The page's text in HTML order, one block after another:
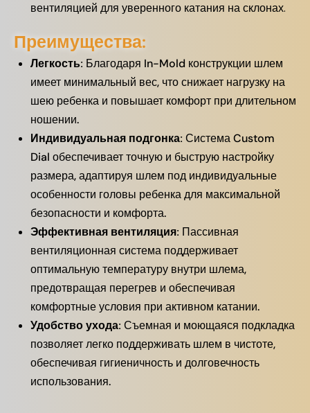
вентиляцией для уверенного катания на склонах.
Преимущества:
Легкость: Благодаря In-Mold конструкции шлем
имеет минимальный вес, что снижает нагрузку на
шею ребенка и повышает комфорт при длительном
ношении.
Индивидуальная подгонка: Система Custom
Dial обеспечивает точную и быструю настройку
размера, адаптируя шлем под индивидуальные
особенности головы ребенка для максимальной
безопасности и комфорта.
Эффективная вентиляция: Пассивная
вентиляционная система поддерживает
оптимальную температуру внутри шлема,
предотвращая перегрев и обеспечивая
комфортные условия при активном катании.
Удобство ухода: Съемная и моющаяся подкладка
позволяет легко поддерживать шлем в чистоте,
обеспечивая гигиеничность и долговечность
использования.